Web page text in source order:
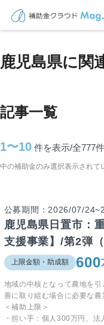
TOP > 補助金・助成金詳細>
鹿児島県に関
記事一覧
1〜10 件を表示/全777件
中の補助金のみ選択表示されて
公募期間：2026/07/
鹿児島県日置市：
支援事業】/第2弾（
上限金額・助成額 600
地域の中核となって農地を
善に取り組む場合に必要な農
＜補助上限＞
・担い手：個人300万円、法